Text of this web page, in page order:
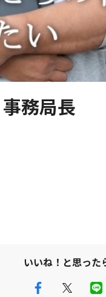
務局長
いいね！と思った